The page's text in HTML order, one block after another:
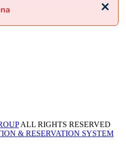
ALL RIGHTS RESERVED
& RESERVATION SYSTEM